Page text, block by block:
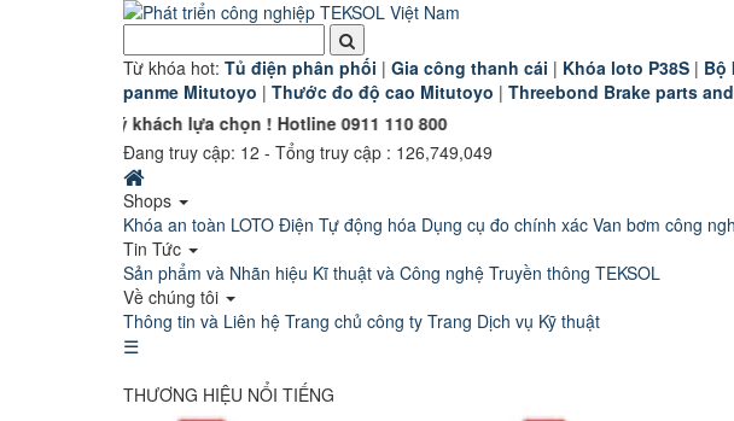
Từ khóa hot: Tủ điện phân phối | Gia công thanh cái | Khóa loto P38S | Bộ
panme Mitutoyo | Thước đo độ cao Mitutoyo | Threebond Brake parts
khách lựa chọn ! Hotline 0911 110 800
Đang truy cập: 12 - Tổng truy cập : 126,749,049
Shops
Khóa an toàn LOTO Điện Tự động hóa Dụng cụ đo chính xác Van bơm công
Tin Tức
Sản phẩm và Nhãn hiệu Kĩ thuật và Công nghệ Truyền thông TEKSOL
Về chúng tôi
Thông tin và Liên hệ Trang chủ công ty Trang Dịch vụ Kỹ thuật
☰
THƯƠNG HIỆU NỔI TIẾNG